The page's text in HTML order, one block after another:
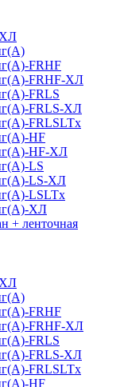
FRHF
FRHF-ХЛ
FRLS
FRLS-ХЛ
FRLSLTx
HF
HF-ХЛ
LS
LS-ХЛ
LSLTx
ХЛ
+ ленточная
FRHF
FRHF-ХЛ
FRLS
FRLS-ХЛ
FRLSLTx
HF